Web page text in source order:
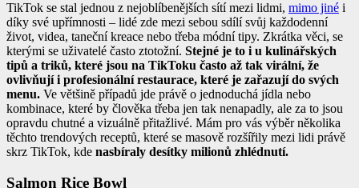
TikTok se stal jednou z nejoblíbenějších sítí mezi lidmi, mimo jiné i
díky své upřímnosti – lidé zde mezi sebou sdílí svůj každodenní
život, videa, taneční kreace nebo třeba módní tipy. Zkrátka věci, se
kterými se uživatelé často ztotožní. Stejné je to i u kulinářských
tipů a triků, které jsou na TikToku často až tak virální, že
ovlivňují i profesionální restaurace, které je zařazují do svých
menu. Ve většině případů jde právě o jednoduchá jídla nebo
kombinace, které by člověka třeba jen tak nenapadly, ale za to jsou
opravdu chutné a vizuálně přitažlivé. Mám pro vás výběr několika
těchto trendových receptů, které se masově rozšířily mezi lidi právě
skrz TikTok, kde nasbíraly desítky milionů zhlédnutí.
Salmon Rice Bowl